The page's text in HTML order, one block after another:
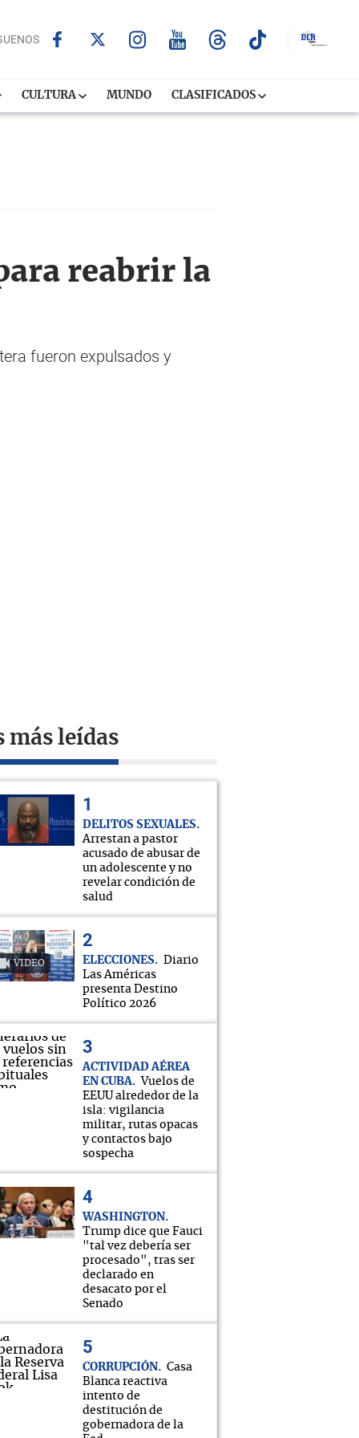
CULTURA MUNDO CLASIFICADOS
reabrir la
fueron expulsados y
más leídas
DELITOS SEXUALES
Arrestan a pastor
acusado de abusar de
un adolescente y no
revelar condición de
salud
VIDEO ELECCIONES
Diario
Las Américas
presenta Destino
Político 2026
ACTIVIDAD AÉREA
EN CUBA
Vuelos de
EEUU alrededor de la
isla: vigilancia
militar, rutas opacas
y contactos bajo
sospecha
WASHINGTON
Trump dice que Fauci
"tal vez debería ser
procesado", tras ser
declarado en
desacato por el
Senado
CORRUPCIÓN
Casa
Blanca reactiva
intento de
destitución de
gobernadora de la